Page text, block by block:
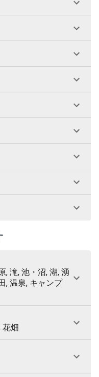
, 滝, 池・沼, 湖, 湧
, 温泉, キャンプ
花畑